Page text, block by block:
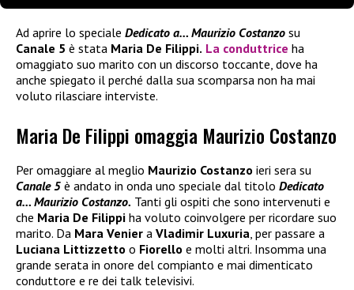
Ad aprire lo speciale Dedicato a… Maurizio Costanzo su
Canale 5 è stata Maria De Filippi. La conduttrice ha
omaggiato suo marito con un discorso toccante, dove ha
anche spiegato il perché dalla sua scomparsa non ha mai
voluto rilasciare interviste.
Maria De Filippi omaggia Maurizio Costanzo
Per omaggiare al meglio Maurizio Costanzo ieri sera su
Canale 5 è andato in onda uno speciale dal titolo Dedicato
a… Maurizio Costanzo. Tanti gli ospiti che sono intervenuti e
che Maria De Filippi ha voluto coinvolgere per ricordare suo
marito. Da Mara Venier a Vladimir Luxuria, per passare a
Luciana Littizzetto o Fiorello e molti altri. Insomma una
grande serata in onore del compianto e mai dimenticato
conduttore e re dei talk televisivi.